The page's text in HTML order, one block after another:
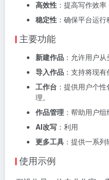
高效性 ：提高写作效率
稳定性 ：确保平台运
主要功能
新建作品 ：允许用户
导入作品 ：支持将现
工作台 ：提供用户个
理。
作品管理 ：帮助用户
AI改写 ：利用
更多工具 ：提供一系
使用示例